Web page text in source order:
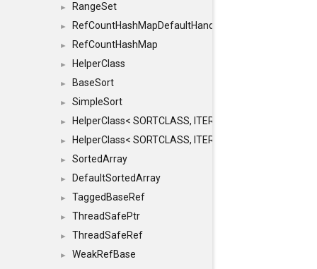
► RangeSet
► RefCountHashMapDefaultHandler
► RefCountHashMap
► HelperClass
► BaseSort
► SimpleSort
► HelperClass< SORTCLASS, ITERATOR, CONTENT,
► HelperClass< SORTCLASS, ITERATOR, CONTENT,
► SortedArray
► DefaultSortedArray
► TaggedBaseRef
► ThreadSafePtr
► ThreadSafeRef
►
WeakRefBase